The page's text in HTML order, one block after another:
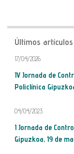
Últimos artículos
17/04/2026
IV Jornada de
Policlínica
04/04/2023
I Jornada de
Gipuzkoa, 19 de